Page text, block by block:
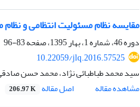
مقایسه نظام مسئولیت انتظامی و
دوره 46، شماره 1، بهار 1395، صفحه
83-96
10.22059/jlq.2016.57525
سید محمد طباطبائی نژاد، محمد حسن
مشاهده مقاله
اصل مقاله 206.97 K